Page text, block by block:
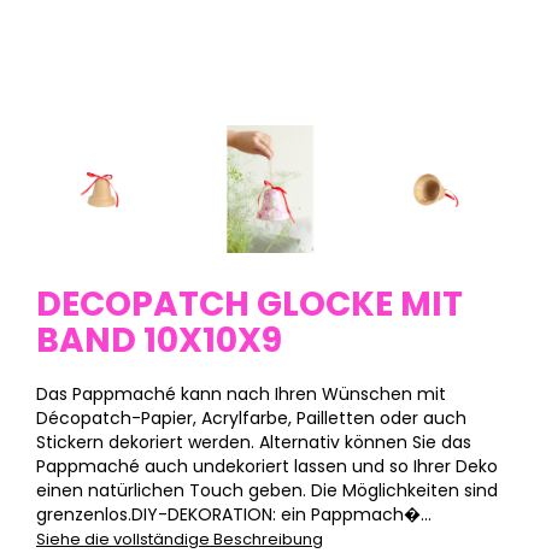
DECOPATCH GLOCKE MIT
BAND 10X10X9
Das Pappmaché kann nach Ihren Wünschen mit
Décopatch-Papier, Acrylfarbe, Pailletten oder auch
Stickern dekoriert werden. Alternativ können Sie das
Pappmaché auch undekoriert lassen und so Ihrer Deko
einen natürlichen Touch geben. Die Möglichkeiten sind
grenzenlos.DIY-DEKORATION: ein Pappmach�...
Siehe die vollständige Beschreibung